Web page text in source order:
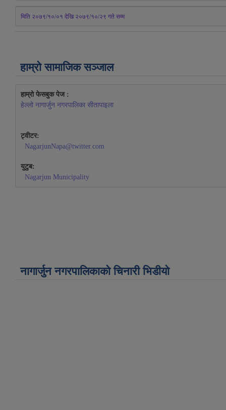
मिति २०७९/१०/०१ देखि २०७९/१०/२९ गते सम्म
हाम्रो सामाजिक सञ्जाल
हाम्रो फेसबुक पेज :
हेल्लो नागार्जुन नगरपालिका सीतापाइला
ट्वीटर:
NagarjunNapa@twitter.com
युटुब:
Nagarjun Municipality
नागार्जुन नगरपालिकाको चिनारी भिडीयो